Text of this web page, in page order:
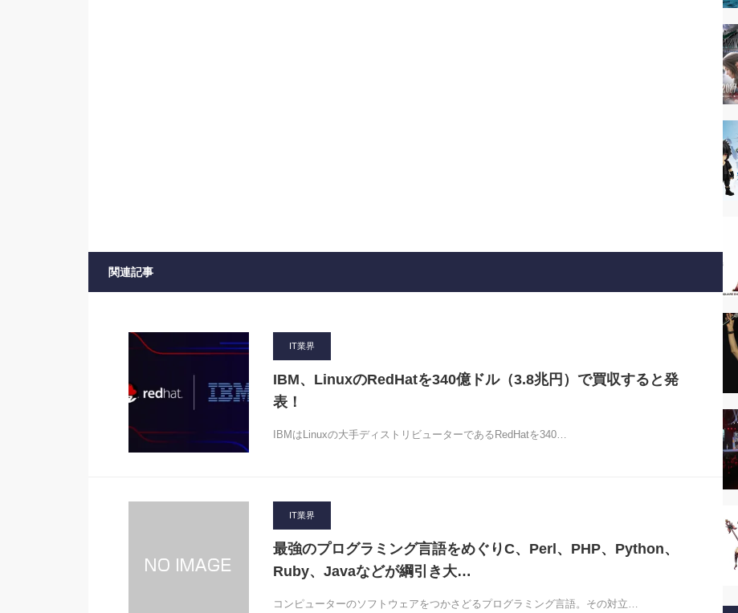
関連記事
IT業界
IBM、LinuxのRedHatを340億ドル（3.8兆円）で買収すると発
表！
IBMはLinuxの大手ディストリビューターであるRedHatを340…
IT業界
最強のプログラミング言語をめぐりC、Perl、PHP、Python、
Ruby、Javaなどが綱引き大…
コンピューターのソフトウェアをつかさどるプログラミング言語。その対立…